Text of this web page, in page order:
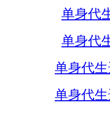
单身代
单身代
单身代
单身代